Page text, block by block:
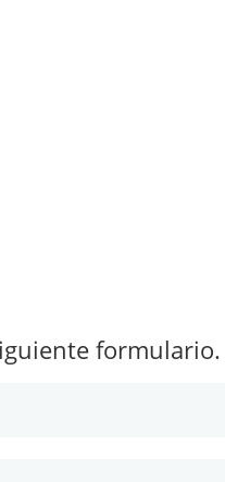
formulario.